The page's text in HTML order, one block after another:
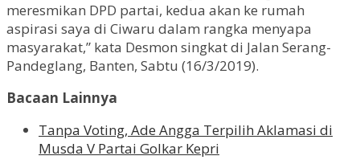
meresmikan DPD partai, kedua akan ke rumah
aspirasi saya di Ciwaru dalam rangka menyapa
masyarakat,” kata Desmon singkat di Jalan Serang-
Pandeglang, Banten, Sabtu (16/3/2019).
Bacaan Lainnya
Tanpa Voting, Ade Angga Terpilih Aklamasi di
Musda V Partai Golkar Kepri